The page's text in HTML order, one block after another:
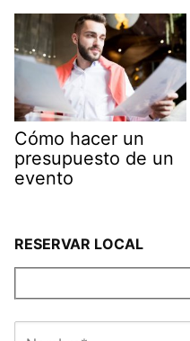
Cómo hacer un
presupuesto de un
evento
RESERVAR LOCAL